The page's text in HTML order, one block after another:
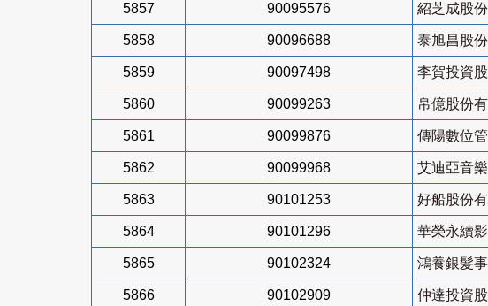
5857 90095576 紹芝成股
5858 90096688 泰旭昌股
5859 90097498 李賀投資
5860 90099263 帛億股份
5861 90099876 傳陽數位
5862 90099968 艾迪亞音
5863 90101253 好船股份
5864 90101296 華榮永續
5865 90102324 鴻養銀髮
5866 90102909 仲達投資